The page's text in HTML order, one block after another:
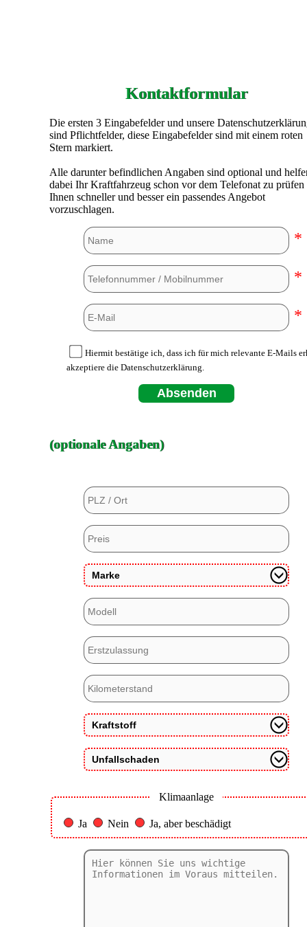
Kontaktformular
Die ersten 3 Eingabefelder und unsere
sind Pflichtfelder, diese Eingabefelder sind mit einem roten
Stern markiert.
Alle darunter befindlichen Angaben sind optional und
dabei Ihr Kraftfahrzeug schon vor dem Telefonat zu prüfen
Ihnen schneller und besser ein passendes Angebot
vorzuschlagen.
*
*
*
Hiermit bestätige ich, dass ich für mich relevante E-Mails
akzeptiere die Datenschutzerklärung.
Absenden
(optionale Angaben)
Klimaanlage
Ja Nein Ja, aber beschädigt